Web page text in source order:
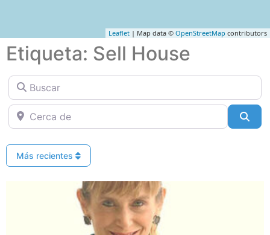
Leaflet | Map data © OpenStreetMap contributors
Etiqueta: Sell House
Buscar
Cerca de
Más recientes